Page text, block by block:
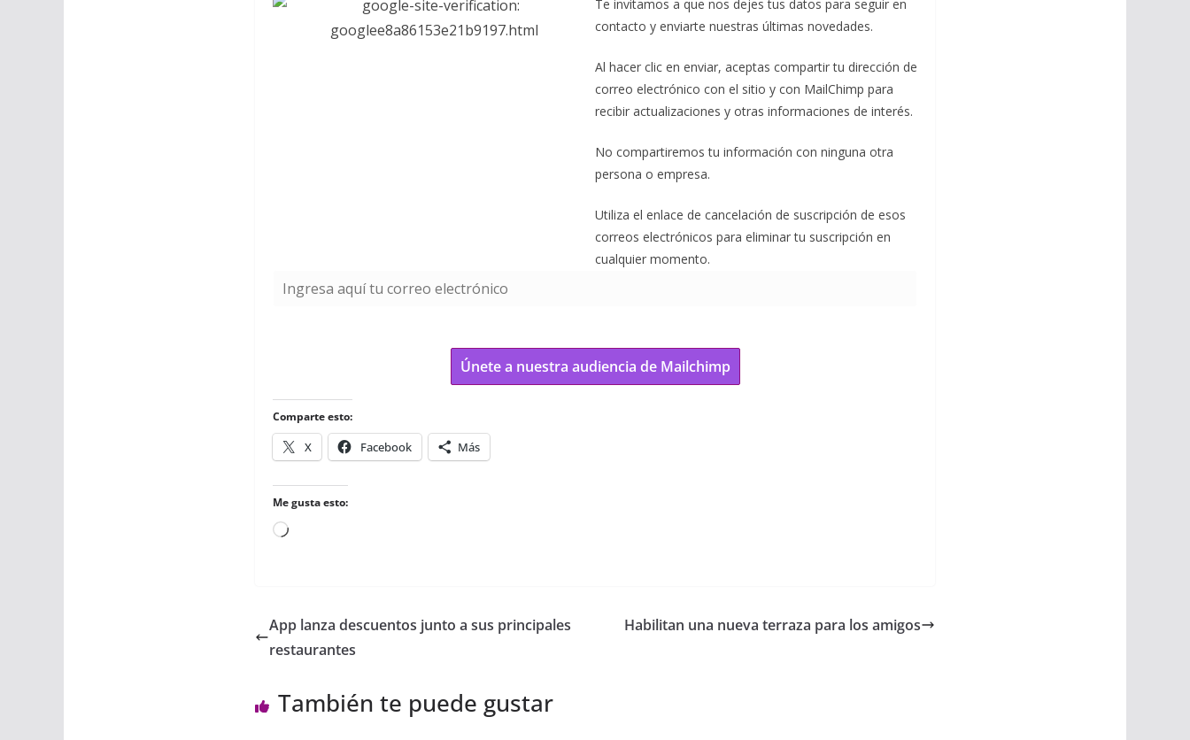
Te invitamos a que nos dejes tus datos para seguir en
contacto y enviarte nuestras últimas novedades.
Al hacer clic en enviar, aceptas compartir tu dirección de
correo electrónico con el sitio y con MailChimp para
recibir actualizaciones y otras informaciones de interés.
No compartiremos tu información con ninguna otra
persona o empresa.
Utiliza el enlace de cancelación de suscripción de esos
correos electrónicos para eliminar tu suscripción en
cualquier momento.
Únete a nuestra audiencia de Mailchimp
Comparte esto:
X Facebook Más
Me gusta esto:
Cargando...
App lanza descuentos junto a sus principales
restaurantes
Habilitan una nueva terraza para los amigos
También te puede gustar